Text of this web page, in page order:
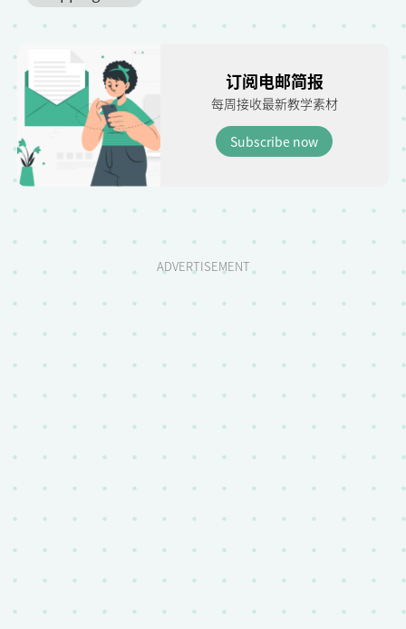
订阅电邮简报
每周接收最新教学素材
Subscribe now
ADVERTISEMENT